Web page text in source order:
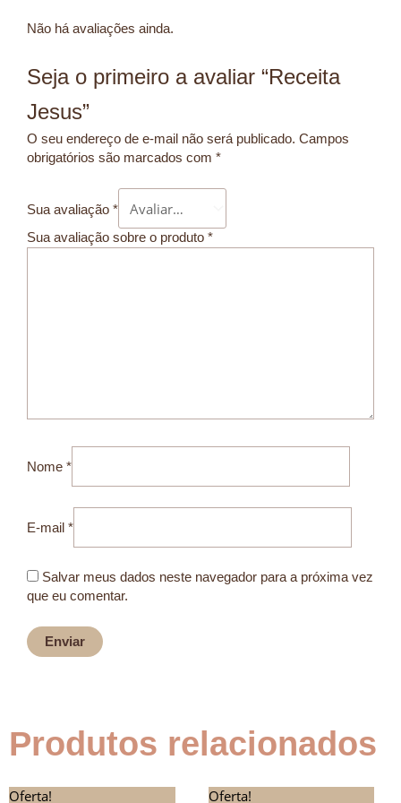
Não há avaliações ainda.
Seja o primeiro a avaliar “Receita
Jesus”
O seu endereço de e-mail não será publicado. Campos
obrigatórios são marcados com *
Sua avaliação *
Sua avaliação sobre o produto *
Nome *
E-mail *
Salvar meus dados neste navegador para a próxima vez
que eu comentar.
Produtos relacionados
Oferta! Oferta!